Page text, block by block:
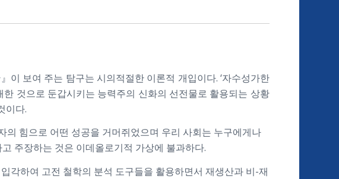
보여 주는 탐구는 시의적절한 이론적 개입이다. ‘자수성가한
것으로 둔갑시키는 능력주의 신화의 선전물로 활용되는 상황
이다.
힘으로 어떤 성공을 거머쥐었으며 우리 사회는 누구에게나
주장하는 것은 이데올로기적 가상에 불과하다.
각하여 고전 철학의 분석 도구들을 활용하면서 재생산과 비-재